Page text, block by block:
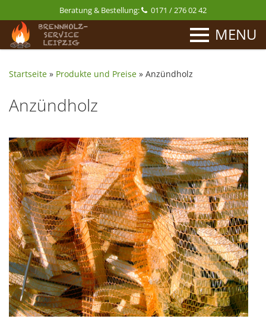
Beratung & Bestellung: 0171 / 276 02 42
MENU
Startseite » Produkte und Preise » Anzündholz
Anzündholz